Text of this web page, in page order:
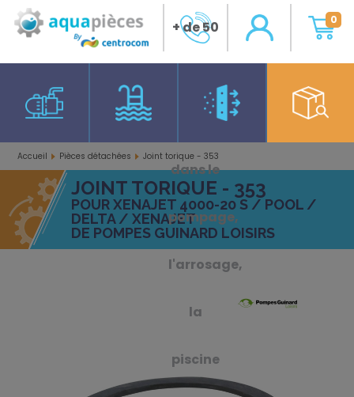
+ de 50
d'expérience
dans le
pompage,
l'arrosage,
la
piscine
0
Accueil Pièces détachées Joint torique - 353
JOINT TORIQUE - 353
POUR XENAJET 4000-20 S / POOL /
DELTA / XENAJET
DE POMPES GUINARD LOISIRS